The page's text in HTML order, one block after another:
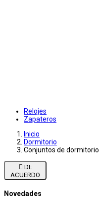
Relojes
Zapateros
Inicio
Dormitorio
Conjuntos de dormitorio

ACUERDO
Novedades